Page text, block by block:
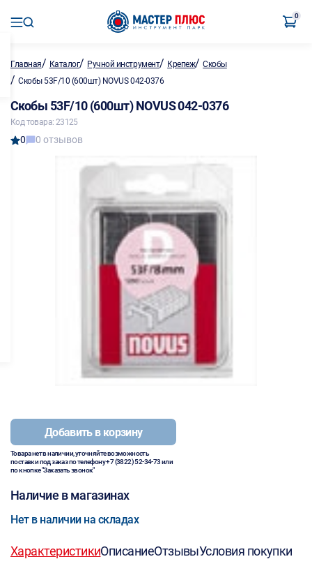
0
Главная/ Каталог/ Ручной инструмент/ Крепеж/Скобы
/ Скобы 53F/10 (600шт) NOVUS 042-0376
Скобы 53F/10 (600шт) NOVUS 042-0376
Код товара: 23125
0 0 отзывов
Добавить в корзину
Товара нет в наличии, уточняйте возможность
поставки под заказ по телефону+7 (3822) 52-34-73или
по кнопке "Заказать звонок"
Наличие в магазинах
Нет в наличии на складах
ХарактеристикиОписаниеОтзывыУсловия покупки